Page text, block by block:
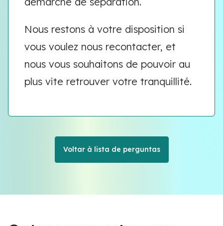
Nous restons à votre disposition si
vous voulez nous recontacter, et
nous vous souhaitons de pouvoir au
plus vite retrouver votre tranquillité.
Voltar à lista de perguntas